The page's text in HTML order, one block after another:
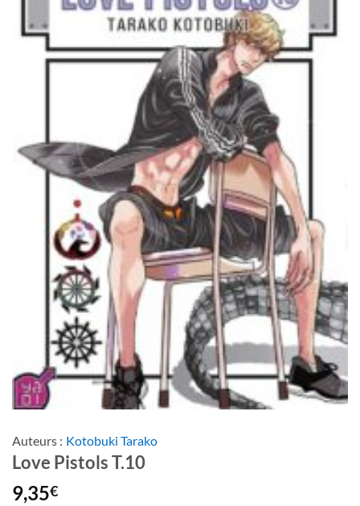
Auteurs : Kotobuki Tarako
Love Pistols T.10
9,35€